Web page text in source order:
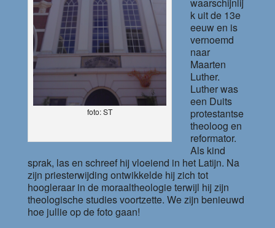
foto: ST
k uit de 13e
eeuw en is
vernoemd
naar
Maarten
Luther.
Luther was
een Duits
protestantse
theoloog en
reformator.
Als kind
sprak, las en schreef hij vloeiend in het Latijn. Na
zijn priesterwijding ontwikkelde hij zich tot
hoogleraar in de moraaltheologie terwijl hij zijn
theologische studies voortzette. We zijn benieuwd
hoe jullie op de foto gaan!